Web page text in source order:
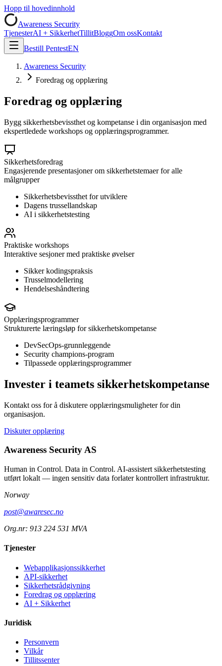
Hopp til hovedinnhold
Awareness Security
TjenesterAI + SikkerhetTillitBloggOm ossKontakt
Bestill PentestEN
Awareness Security
Foredrag og opplæring
Foredrag og opplæring
Bygg sikkerhetsbevissthet og kompetanse i din organisasjon med
ekspertledede workshops og opplæringsprogrammer.
Sikkerhetsforedrag
Engasjerende presentasjoner om sikkerhetstemaer for alle
målgrupper
Sikkerhetsbevissthet for utviklere
Dagens trussellandskap
AI i sikkerhetstesting
Praktiske workshops
Interaktive sesjoner med praktiske øvelser
Sikker kodingspraksis
Trusselmodellering
Hendelseshåndtering
Opplæringsprogrammer
Strukturerte læringsløp for sikkerhetskompetanse
DevSecOps-grunnleggende
Security champions-program
Tilpassede opplæringsprogrammer
Invester i teamets sikkerhetskompetanse
Kontakt oss for å diskutere opplæringsmuligheter for din
organisasjon.
Diskuter opplæring
Awareness Security AS
Human in Control. Data in Control. AI-assistert sikkerhetstesting
utført lokalt — ingen sensitiv data forlater kontrollert infrastruktur.
Norway
post@awaresec.no
Org.nr: 913 224 531 MVA
Tjenester
Webapplikasjonssikkerhet
API-sikkerhet
Sikkerhetsrådgivning
Foredrag og opplæring
AI + Sikkerhet
Juridisk
Personvern
Vilkår
Tillitssenter